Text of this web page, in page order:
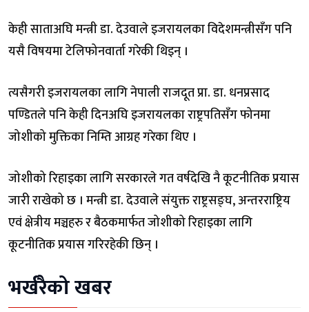
केही साताअघि मन्त्री डा. देउवाले इजरायलका विदेशमन्त्रीसँग पनि
यसै विषयमा टेलिफोनवार्ता गरेकी थिइन् ।
त्यसैगरी इजरायलका लागि नेपाली राजदूत प्रा. डा. धनप्रसाद
पण्डितले पनि केही दिनअघि इजरायलका राष्ट्रपतिसँग फोनमा
जोशीको मुक्तिका निम्ति आग्रह गरेका थिए ।
जोशीको रिहाइका लागि सरकारले गत वर्षदेखि नै कूटनीतिक प्रयास
जारी राखेको छ । मन्त्री डा. देउवाले संयुक्त राष्ट्रसङ्घ, अन्तरराष्ट्रिय
एवं क्षेत्रीय मञ्चहरु र बैठकमार्फत जोशीको रिहाइका लागि
कूटनीतिक प्रयास गरिरहेकी छिन् ।
भर्खरैको खबर